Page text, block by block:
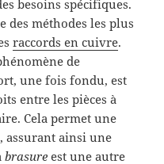
besoins spécifiques.
des méthodes les plus
raccords en cuivre.
de
une fois fondu, est
entre les pièces à
Cela permet une
ainsi une
brasure est une autre